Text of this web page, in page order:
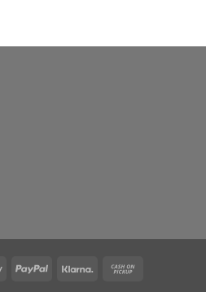
Google PayPal Klarna